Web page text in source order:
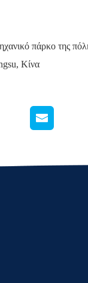
πάρκο της
Κίνα